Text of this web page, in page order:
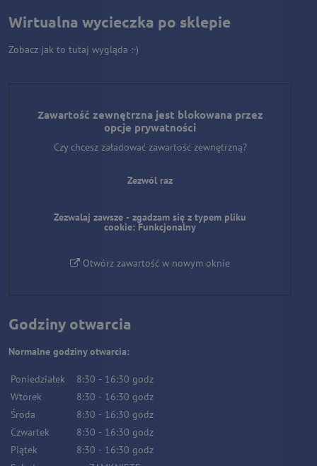
Wirtualna wycieczka po sklepie
Zobacz jak to tutaj wygląda :-)
Zawartość zewnętrzna jest blokowana przez
opcje prywatności
Czy chcesz załadować zawartość zewnętrzną?
Zezwól raz
Zezwalaj zawsze - zgadzam się z typem pliku
cookie: Funkcjonalny
Otwórz zawartość w nowym oknie
Godziny otwarcia
Normalne godziny otwarcia:
Poniedziałek 8:30 - 16:30 godz
Wtorek
8:30 - 16:30 godz
Środa
8:30 - 16:30 godz
Czwartek
8:30 - 16:30 godz
Piątek
8:30 - 16:30 godz